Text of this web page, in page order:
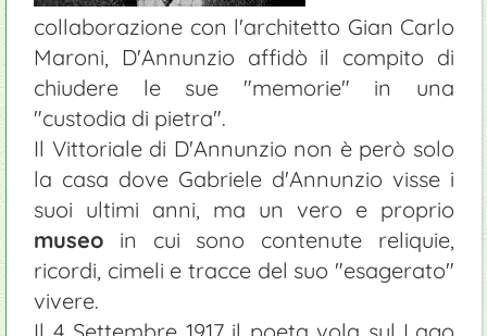
collaborazione con l'architetto Gian Carlo
Maroni, D'Annunzio affidò il compito di
chiudere le sue "memorie" in una
"custodia di pietra".
Il Vittoriale di D'Annunzio non è però solo
la casa dove Gabriele d'Annunzio visse i
suoi ultimi anni, ma un vero e proprio
museo in cui sono contenute reliquie,
ricordi, cimeli e tracce del suo "esagerato"
vivere.